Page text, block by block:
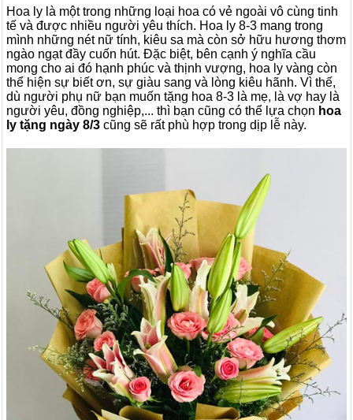
Hoa ly là một trong những loại hoa có vẻ ngoài vô cùng tinh
tế và được nhiều người yêu thích. Hoa ly 8-3 mang trong
mình những nét nữ tính, kiêu sa mà còn sở hữu hương thơm
ngào ngạt đầy cuốn hút. Đặc biệt, bên cạnh ý nghĩa cầu
mong cho ai đó hạnh phúc và thịnh vượng, hoa ly vàng còn
thể hiện sự biết ơn, sự giàu sang và lòng kiêu hãnh. Vì thế,
dù người phụ nữ bạn muốn tặng hoa 8-3 là mẹ, là vợ hay là
người yêu, đồng nghiệp,... thì bạn cũng có thể lựa chọn hoa
ly tặng ngày 8/3 cũng sẽ rất phù hợp trong dịp lễ này.